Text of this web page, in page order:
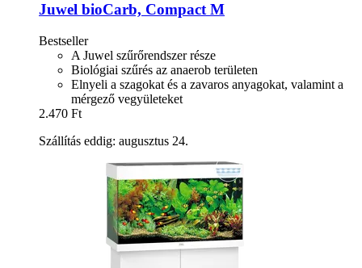
Juwel bioCarb, Compact M
Bestseller
A Juwel szűrőrendszer része
Biológiai szűrés az anaerob területen
Elnyeli a szagokat és a zavaros anyagokat, valamint a
mérgező vegyületeket
2.470 Ft
Szállítás eddig: augusztus 24.